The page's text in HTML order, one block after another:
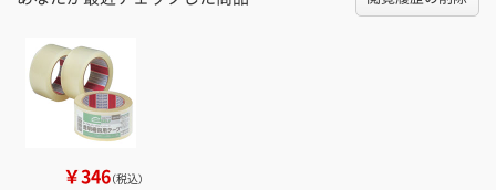
￥346（税込）